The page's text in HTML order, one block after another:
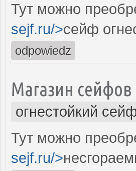
Тут можно
sejf.ru/>сейф
odpowiedz
Магазин сейфов
огнестойкий
Тут можно
sejf.ru/>